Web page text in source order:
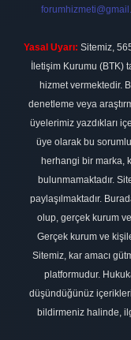
Yasal Uyarı: Sitemiz,
İletişim Kurumu (BTK)
hizmet vermektedir.
denetleme veya
üyelerimiz yazdıkları
üye olarak bu
herhangi bir marka,
bulunmamaktadır.
paylaşılmaktadır.
olup, gerçek kurum
Gerçek kurum ve
Sitemiz, kar amacı
platformudur.
düşündüğünüz
bildirmeniz halinde,